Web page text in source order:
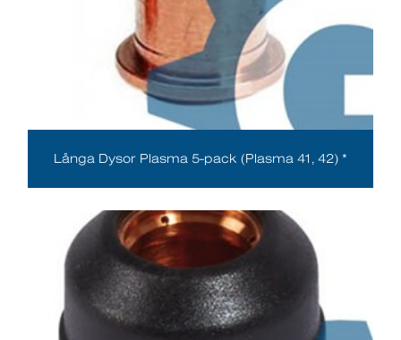
Långa Dysor Plasma 5-pack (Plasma 41, 42) *